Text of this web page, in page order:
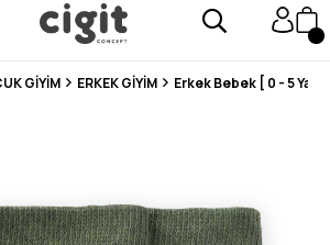
En Uygun Fiyat Garantisi !
ve Üzeri Alışverişlerde Kargo Ücretsiz !
Koşulsuz Şartsız İade İmkanı
GİYİM ERKEK GİYİM Erkek Bebek [ 0 - 5 Yaş ]